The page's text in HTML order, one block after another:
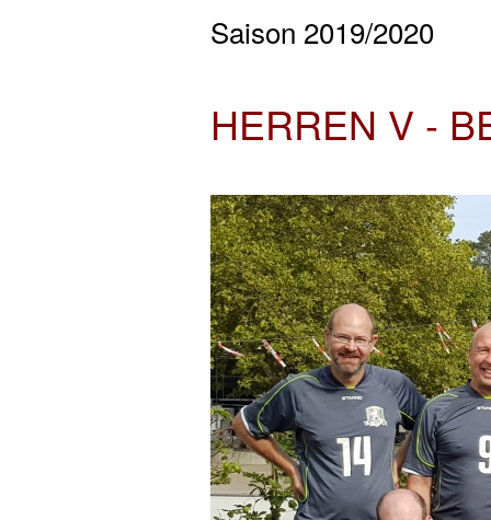
Saison 2019/2020
HERREN V -